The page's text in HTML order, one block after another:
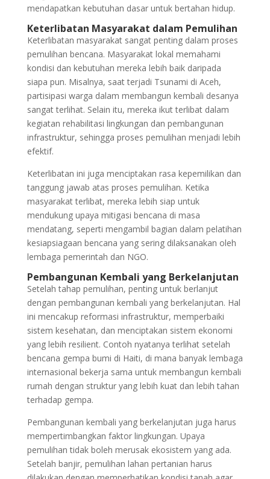
mendapatkan kebutuhan dasar untuk bertahan hidup.
Keterlibatan Masyarakat dalam Pemulihan
Keterlibatan masyarakat sangat penting dalam proses
pemulihan bencana. Masyarakat lokal memahami
kondisi dan kebutuhan mereka lebih baik daripada
siapa pun. Misalnya, saat terjadi Tsunami di Aceh,
partisipasi warga dalam membangun kembali desanya
sangat terlihat. Selain itu, mereka ikut terlibat dalam
kegiatan rehabilitasi lingkungan dan pembangunan
infrastruktur, sehingga proses pemulihan menjadi lebih
efektif.
Keterlibatan ini juga menciptakan rasa kepemilikan dan
tanggung jawab atas proses pemulihan. Ketika
masyarakat terlibat, mereka lebih siap untuk
mendukung upaya mitigasi bencana di masa
mendatang, seperti mengambil bagian dalam pelatihan
kesiapsiagaan bencana yang sering dilaksanakan oleh
lembaga pemerintah dan NGO.
Pembangunan Kembali yang Berkelanjutan
Setelah tahap pemulihan, penting untuk berlanjut
dengan pembangunan kembali yang berkelanjutan. Hal
ini mencakup reformasi infrastruktur, memperbaiki
sistem kesehatan, dan menciptakan sistem ekonomi
yang lebih resilient. Contoh nyatanya terlihat setelah
bencana gempa bumi di Haiti, di mana banyak lembaga
internasional bekerja sama untuk membangun kembali
rumah dengan struktur yang lebih kuat dan lebih tahan
terhadap gempa.
Pembangunan kembali yang berkelanjutan juga harus
mempertimbangkan faktor lingkungan. Upaya
pemulihan tidak boleh merusak ekosistem yang ada.
Setelah banjir, pemulihan lahan pertanian harus